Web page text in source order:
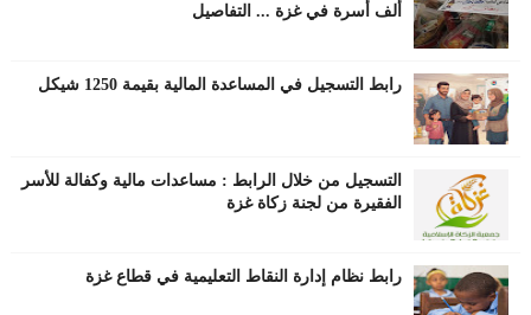
ألف أسرة في غزة ... التفاصيل
رابط التسجيل في المساعدة المالية بقيمة 1250 شيكل
التسجيل من خلال الرابط : مساعدات مالية وكفالة للأسر
الفقيرة من لجنة زكاة غزة
رابط نظام إدارة النقاط التعليمية في قطاع غزة